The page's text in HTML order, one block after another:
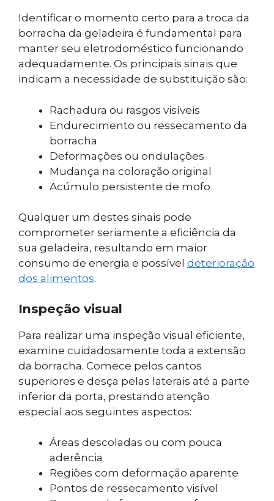
Identificar o momento certo para a troca da
borracha da geladeira é fundamental para
manter seu eletrodoméstico funcionando
adequadamente. Os principais sinais que
indicam a necessidade de substituição são:
Rachadura ou rasgos visíveis
Endurecimento ou ressecamento da
borracha
Deformações ou ondulações
Mudança na coloração original
Acúmulo persistente de mofo
Qualquer um destes sinais pode
comprometer seriamente a eficiência da
sua geladeira, resultando em maior
consumo de energia e possível deterioração
dos alimentos.
Inspeção visual
Para realizar uma inspeção visual eficiente,
examine cuidadosamente toda a extensão
da borracha. Comece pelos cantos
superiores e desça pelas laterais até a parte
inferior da porta, prestando atenção
especial aos seguintes aspectos:
Áreas descoladas ou com pouca
aderência
Regiões com deformação aparente
Pontos de ressecamento visível